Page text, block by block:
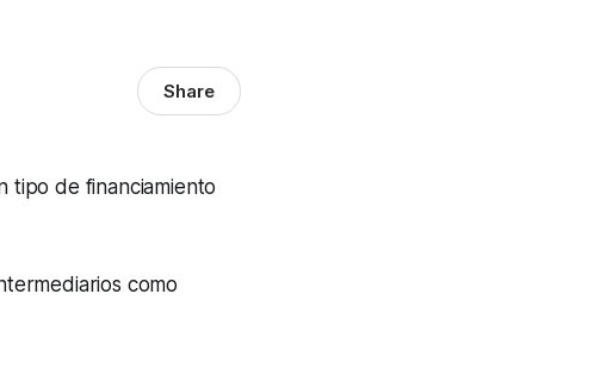
Share
tipo de financiamiento
como